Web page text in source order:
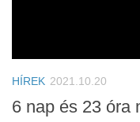
HÍREK 2021.10.20
6 nap és 23 óra